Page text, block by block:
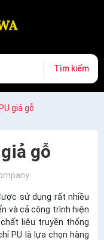
Tìm kiếm
giả gỗ
gỗ
sử dụng rất nhiều
và cả công trình hiện
liệu truyền thống
PU là lựa chọn hàng